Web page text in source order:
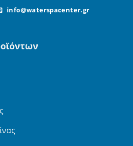
info@waterspacenter.gr